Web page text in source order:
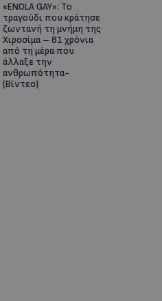
«ENOLA GAY»: Το
τραγούδι που κράτησε
ζωντανή τη μνήμη της
Χιροσίμα – 81 χρόνια
από τη μέρα που
άλλαξε την
ανθρωπότητα-
(Bίντεο)